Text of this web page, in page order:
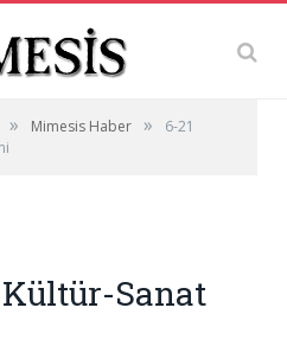
» Mimesis Haber »
6-21
Kültür-Sanat